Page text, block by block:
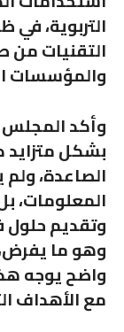
التربوية، في
التقنيات من
والمؤسسات
وأكد المجلس
بشكل متزايد
الصاعدة،
المعلومات،
وتقديم حلول
وهو ما
واضح يوجه
مع الأهداف